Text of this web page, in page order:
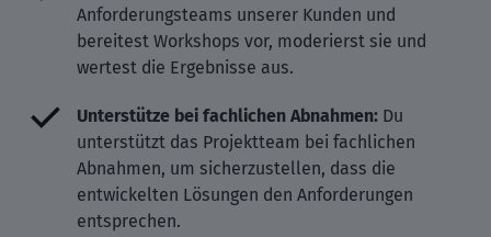
Anforderungsteams unserer Kunden und
bereitest Workshops vor, moderierst sie und
wertest die Ergebnisse aus.
Unterstütze bei fachlichen Abnahmen: Du
unterstützt das Projektteam bei fachlichen
Abnahmen, um sicherzustellen, dass die
entwickelten Lösungen den Anforderungen
entsprechen.